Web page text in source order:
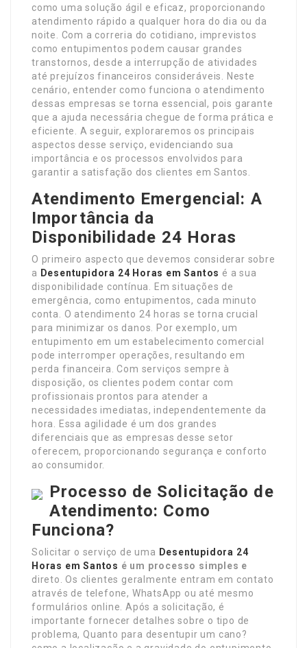
como uma solução ágil e eficaz, proporcionando
atendimento rápido a qualquer hora do dia ou da
noite. Com a correria do cotidiano, imprevistos
como entupimentos podem causar grandes
transtornos, desde a interrupção de atividades
até prejuízos financeiros consideráveis. Neste
cenário, entender como funciona o atendimento
dessas empresas se torna essencial, pois garante
que a ajuda necessária chegue de forma prática e
eficiente. A seguir, exploraremos os principais
aspectos desse serviço, evidenciando sua
importância e os processos envolvidos para
garantir a satisfação dos clientes em Santos.
Atendimento Emergencial: A
Importância da
Disponibilidade 24 Horas
O primeiro aspecto que devemos considerar sobre
a Desentupidora 24 Horas em Santos é a sua
disponibilidade contínua. Em situações de
emergência, como entupimentos, cada minuto
conta. O atendimento 24 horas se torna crucial
para minimizar os danos. Por exemplo, um
entupimento em um estabelecimento comercial
pode interromper operações, resultando em
perda financeira. Com serviços sempre à
disposição, os clientes podem contar com
profissionais prontos para atender a
necessidades imediatas, independentemente da
hora. Essa agilidade é um dos grandes
diferenciais que as empresas desse setor
oferecem, proporcionando segurança e conforto
ao consumidor.
Processo de Solicitação de
Atendimento: Como
Funciona?
Solicitar o serviço de uma Desentupidora 24
Horas em Santos é um processo simples e
direto. Os clientes geralmente entram em contato
através de telefone, WhatsApp ou até mesmo
formulários online. Após a solicitação, é
importante fornecer detalhes sobre o tipo de
problema, Quanto para desentupir um cano?